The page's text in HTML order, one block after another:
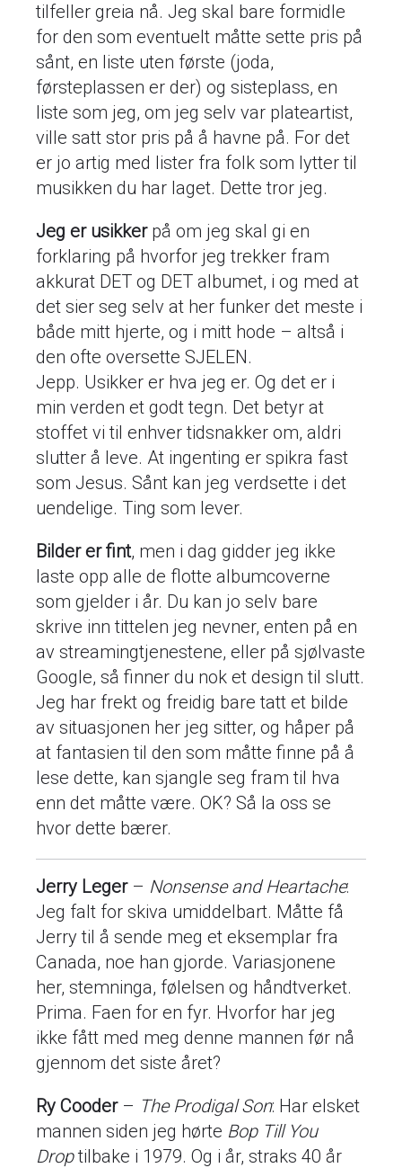
tilfeller greia nå. Jeg skal bare formidle
for den som eventuelt måtte sette pris på
sånt, en liste uten første (joda,
førsteplassen er der) og sisteplass, en
liste som jeg, om jeg selv var plateartist,
ville satt stor pris på å havne på. For det
er jo artig med lister fra folk som lytter til
musikken du har laget. Dette tror jeg.
Jeg er usikkerpå om jeg skal gi en
forklaring på hvorfor jeg trekker fram
akkurat DET og DET albumet, i og med at
det sier seg selv at her funker det meste i
både mitt hjerte, og i mitt hode – altså i
den ofte oversette SJELEN.
Jepp. Usikker er hva jeg er. Og det er i
min verden et godt tegn. Det betyr at
stoffet vi til enhver tidsnakker om, aldri
slutter å leve. At ingenting er spikra fast
som Jesus. Sånt kan jeg verdsette i det
uendelige. Ting som lever.
Bilder er fint, men i dag gidder jeg ikke
laste opp alle de flotte albumcoverne
som gjelder i år. Du kan jo selv bare
skrive inn tittelen jeg nevner, enten på en
av streamingtjenestene, eller på sjølvaste
Google, så finner du nok et design til slutt.
Jeg har frekt og freidig bare tatt et bilde
av situasjonen her jeg sitter, og håper på
at fantasien til den som måtte finne på å
lese dette, kan sjangle seg fram til hva
enn det måtte være. OK? Så la oss se
hvor dette bærer.
Jerry Leger– Nonsense and Heartache:
Jeg falt for skiva umiddelbart. Måtte få
Jerry til å sende meg et eksemplar fra
Canada, noe han gjorde. Variasjonene
her, stemninga, følelsen og håndtverket.
Prima. Faen for en fyr. Hvorfor har jeg
ikke fått med meg denne mannen før nå
gjennom det siste året?
Ry Cooder– The Prodigal Son: Har elsket
mannen siden jeg hørte Bop Till You
Droptilbake i 1979. Og i år, straks 40 år